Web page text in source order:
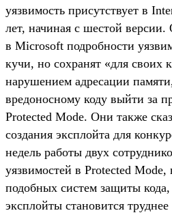
уязвимость присутствует в
лет, начиная с шестой
в Microsoft подробности
кучи, но сохранят «для своих
нарушением адресации
вредоносному коду выйти за
Protected Mode. Они также
создания эксплойта для
недель работы двух
уязвимостей в Protected
подобных систем защиты
эксплойты становится